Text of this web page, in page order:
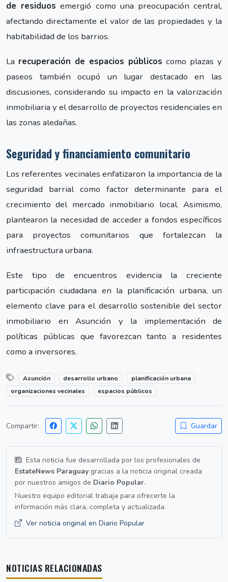
de residuos emergió como una preocupación central,
afectando directamente el valor de las propiedades y la
habitabilidad de los barrios.
La recuperación de espacios públicos como plazas y
paseos también ocupó un lugar destacado en las
discusiones, considerando su impacto en la valorización
inmobiliaria y el desarrollo de proyectos residenciales en
las zonas aledañas.
Seguridad y financiamiento comunitario
Los referentes vecinales enfatizaron la importancia de la
seguridad barrial como factor determinante para el
crecimiento del mercado inmobiliario local. Asimismo,
plantearon la necesidad de acceder a fondos específicos
para proyectos comunitarios que fortalezcan la
infraestructura urbana.
Este tipo de encuentros evidencia la creciente
participación ciudadana en la planificación urbana, un
elemento clave para el desarrollo sostenible del sector
inmobiliario en Asunción y la implementación de
políticas públicas que favorezcan tanto a residentes
como a inversores.
Asunción desarrollo urbano
planificación urbana
organizaciones vecinales
espacios públicos
Compartir: Guardar
Esta noticia fue desarrollada por los profesionales de
EstateNews Paraguay gracias a la noticia original creada
por nuestros amigos de Diario Popular.
Nuestro equipo editorial trabaja para ofrecerte la
información más clara, completa y actualizada.
Ver noticia original en Diario Popular
NOTICIAS RELACIONADAS